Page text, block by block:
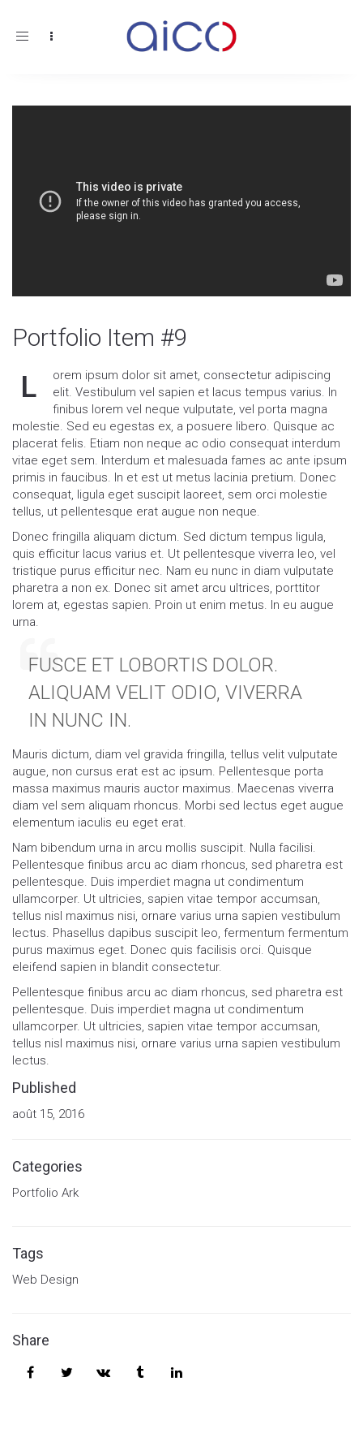
Toggle
Portfolio Item #9
L
orem ipsum dolor sit amet, consectetur adipiscing
elit. Vestibulum vel sapien et lacus tempus varius. In
finibus lorem vel neque vulputate, vel porta magna
molestie. Sed eu egestas ex, a posuere libero. Quisque ac
placerat felis. Etiam non neque ac odio consequat interdum
vitae eget sem. Interdum et malesuada fames ac ante ipsum
primis in faucibus. In et est ut metus lacinia pretium. Donec
consequat, ligula eget suscipit laoreet, sem orci molestie
tellus, ut pellentesque erat augue non neque.
Donec fringilla aliquam dictum. Sed dictum tempus ligula,
quis efficitur lacus varius et. Ut pellentesque viverra leo, vel
tristique purus efficitur nec. Nam eu nunc in diam vulputate
pharetra a non ex. Donec sit amet arcu ultrices, porttitor
lorem at, egestas sapien. Proin ut enim metus. In eu augue
urna.
FUSCE ET LOBORTIS DOLOR.
ALIQUAM VELIT ODIO, VIVERRA
IN NUNC IN.
Mauris dictum, diam vel gravida fringilla, tellus velit vulputate
augue, non cursus erat est ac ipsum. Pellentesque porta
massa maximus mauris auctor maximus. Maecenas viverra
diam vel sem aliquam rhoncus. Morbi sed lectus eget augue
elementum iaculis eu eget erat.
Nam bibendum urna in arcu mollis suscipit. Nulla facilisi.
Pellentesque finibus arcu ac diam rhoncus, sed pharetra est
pellentesque. Duis imperdiet magna ut condimentum
ullamcorper. Ut ultricies, sapien vitae tempor accumsan,
tellus nisl maximus nisi, ornare varius urna sapien vestibulum
lectus. Phasellus dapibus suscipit leo, fermentum fermentum
purus maximus eget. Donec quis facilisis orci. Quisque
eleifend sapien in blandit consectetur.
Pellentesque finibus arcu ac diam rhoncus, sed pharetra est
pellentesque. Duis imperdiet magna ut condimentum
ullamcorper. Ut ultricies, sapien vitae tempor accumsan,
tellus nisl maximus nisi, ornare varius urna sapien vestibulum
lectus.
Published
août 15, 2016
Categories
Portfolio Ark
Tags
Web Design
Share